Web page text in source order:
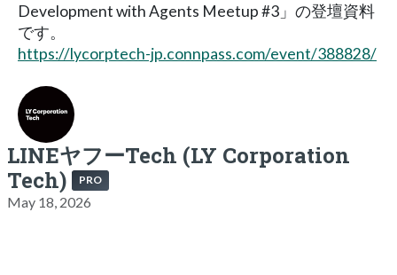
Development with Agents Meetup #3」の登壇資料
です。
https://lycorptech-jp.connpass.com/event/388828/
LINEヤフーTech (LY Corporation
Tech)
PRO
May 18, 2026